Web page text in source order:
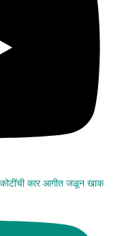
कोटींची कार आगीत जळून खाक